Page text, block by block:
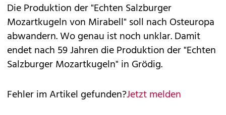
Die Produktion der "Echten Salzburger
Mozartkugeln von Mirabell" soll nach Osteuropa
abwandern. Wo genau ist noch unklar. Damit
endet nach 59 Jahren die Produktion der "Echten
Salzburger Mozartkugeln" in Grödig.
Fehler im Artikel gefunden?Jetzt melden